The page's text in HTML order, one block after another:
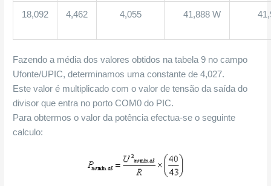
18,092 4,462 4,055 41,888 W
Fazendo a média dos valores obtidos na tabela 9 no campo
Ufonte/UPIC, determinamos uma constante de 4,027.
Este valor é multiplicado com o valor de tensão da saída do
divisor que entra no porto COM0 do PIC.
Para obtermos o valor da potência efectua-se o seguinte
calculo: